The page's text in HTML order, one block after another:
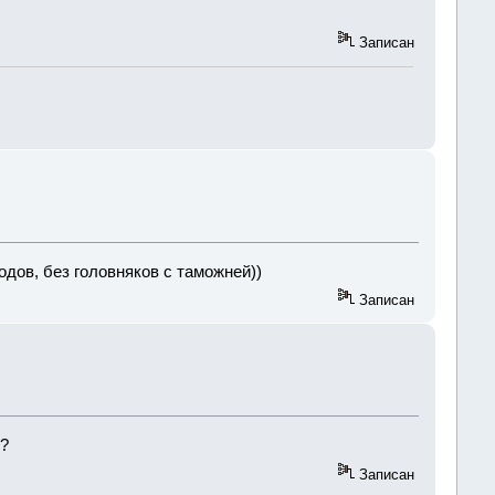
Записан
без головняков с таможней))
Записан
Записан